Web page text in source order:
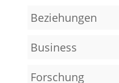
Beziehungen
Business
Forschung